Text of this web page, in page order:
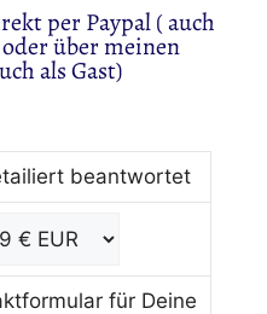
per Paypal ( auch
über meinen
als Gast)
beantwortet
für Deine